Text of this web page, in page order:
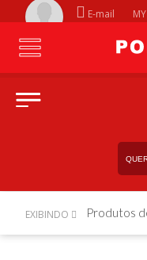
E-mail
EXIBINDO Produtos